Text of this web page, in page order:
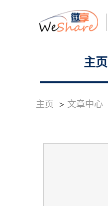
主页
主页 > 文章中心